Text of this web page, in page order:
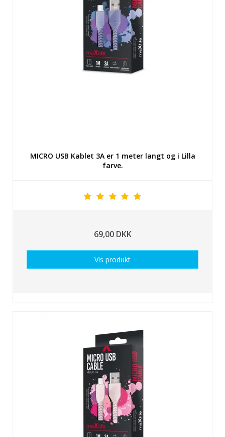
MICRO USB Kablet 3A er 1 meter langt og i Lilla
farve.
69,00 DKK
Vis produkt